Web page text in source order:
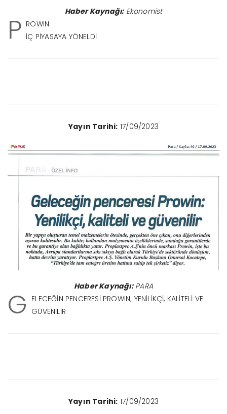
Haber Kaynağı:Ekonomist
P ROWIN
İÇ PİYASAYA YÖNELDİ
Yayın Tarihi: 17/09/2023
Haber Kaynağı:PARA
G ELECEĞİN PENCERESİ PROWIN; YENİLİKÇİ, KALİTELİ VE
GÜVENİLİR
Yayın Tarihi: 17/09/2023